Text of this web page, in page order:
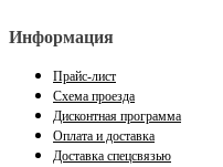
Информация
Прайс-лист
Схема проезда
Дисконтная программа
Оплата и доставка
Доставка спецсвязью